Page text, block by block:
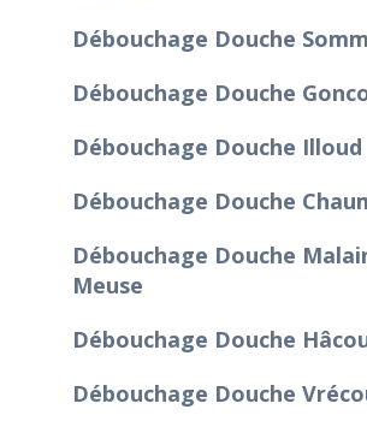
Débouchage Douche
Débouchage Douche
Débouchage Douche Illoud
Débouchage Douche
Débouchage Douche
Meuse
Débouchage Douche
Débouchage Douche